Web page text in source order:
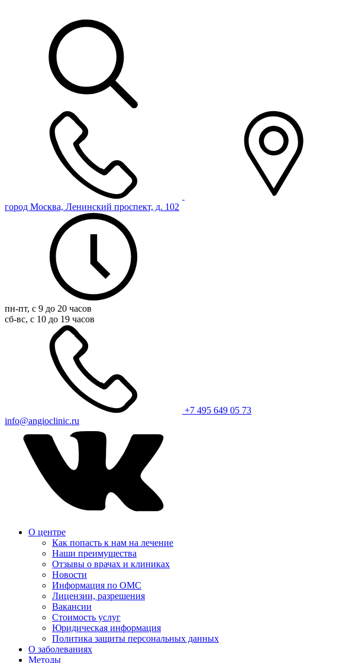
город Москва, Ленинский проспект, д. 102
пн-пт, с 9 до 20 часов
сб-вс, с 10 до 19 часов
+7 495 649 05 73
info@angioclinic.ru
О центре
Как попасть к нам на лечение
Наши преимущества
Отзывы о врачах и клиниках
Новости
Информация по ОМС
Лицензии, разрешения
Вакансии
Стоимость услуг
Юридическая информация
Политика защиты персональных данных
О заболеваниях
Методы